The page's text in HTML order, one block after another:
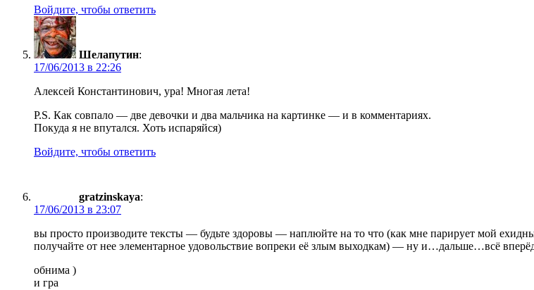
Войдите, чтобы ответить
Шелапутин:
17/06/2013 в 22:26
Алексей Константинович, ура! Многая лета!
P.S. Как совпало — две девочки и два мальчика на картинке — и в комментариях.
Покуда я не впутался. Хоть испаряйся)
Войдите, чтобы ответить
gratzinskaya:
17/06/2013 в 23:07
вы просто производите тексты — будьте здоровы — наплюйте на то что (как мне парирует мой
получайте от нее элементарное удовольствие вопреки её злым выходкам) — ну и…дальше…всё
обнима )
и гра